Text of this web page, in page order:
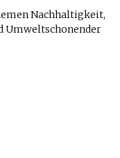
Nachhaltigkeit,
Umweltschonender